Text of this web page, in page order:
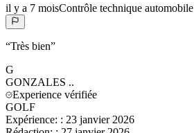
il y a 7 moisContrôle technique automobile
“Très bien”
G
GONZALES ..
Experience vérifiée
GOLF
Expérience: : 23 janvier 2026